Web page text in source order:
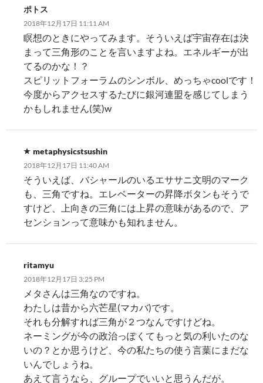
ポトス
2018年12月17日 11:11 AM
瞑想のときにやってみます。そういえば宇宙存在は決
まって三角形のことを言いますよね。エネルギーが出
てるのかな！？
スピリットフォーラムのシンボル、めっちゃcoolです！
今度からアクセスするたびに銀河連盟を感じてしまう
かもしれません(笑)w
metaphysicstsushin
2018年12月17日 11:40 AM
そういえば、バシャールのいるエササニ文明のマーク
も、三角ですね。エレベーターの昇降ボタンもそうで
すけど、上向きの三角には上昇の意味があるので、ア
センションって意味かも知れません。
ritamyu
2018年12月17日 3:25 PM
メタさんは三角なのですね。
わたしは昔から六芒星(マカバ)です。
それも分解すれば三角が２つなんですけどね。
ネーミングが今の政治っぽくてもっと気の利いたのな
いの？とか思うけど、今の私たちの使う言葉にまだな
いんでしょうね。
あえて言うなら、グループでいいと思うんだが。